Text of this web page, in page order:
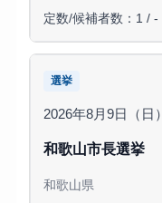
定数/候補者数：1 / -
選挙
2026年8月9日（日）
和歌山市長選挙
和歌山県